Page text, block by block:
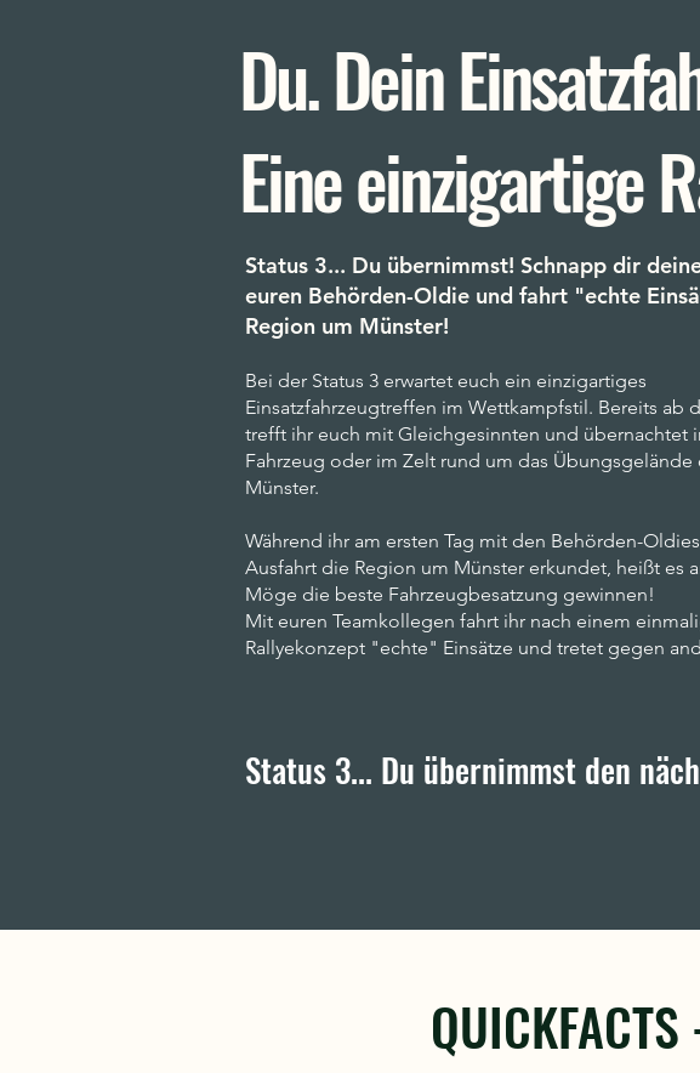
Du. Dein
Eine einzigartige
Status 3... Du übernimmst! Schnapp dir
euren Behörden-Oldie und fahrt "echte
Region um Münster!
Bei der Status 3 erwartet euch ein einzigartiges
Einsatzfahrzeugtreffen im Wettkampfstil. Bereits ab
trefft ihr euch mit Gleichgesinnten und übernachtet
Fahrzeug oder im Zelt rund um das Übungsgelände
Münster.
Während ihr am ersten Tag mit den Behörden-
Ausfahrt die Region um Münster erkundet, heißt es
Möge die beste Fahrzeugbesatzung gewinnen!
Mit euren Teamkollegen fahrt ihr nach einem
Rallyekonzept "echte" Einsätze und tretet gegen
Status 3... Du übernimmst den